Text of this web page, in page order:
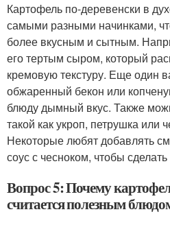
Картофель по-деревенски в
самыми разными начинками,
более вкусным и сытным.
его тертым сыром, который
кремовую текстуру. Еще один
обжаренный бекон или
блюду дымный вкус. Также
такой как укроп, петрушка или
Некоторые любят добавлять
соус с чесноком, чтобы
Вопрос 5: Почему
считается полезным